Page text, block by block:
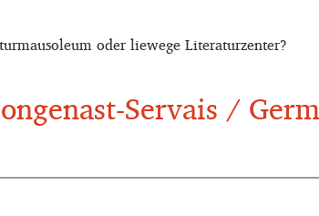
oder liewege Literaturzenter?
Servais /